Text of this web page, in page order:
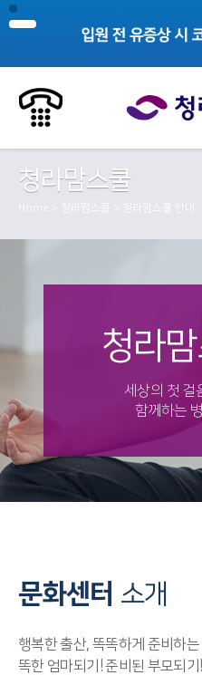
청라맘스쿨
Home > 청라맘스쿨 > 청라맘스쿨 안내
청라
세상의 첫 걸
함께하는
문화센터 소개
행복한 출산, 똑똑하게 준비하
똑한 엄마되기! 준비된 부모되